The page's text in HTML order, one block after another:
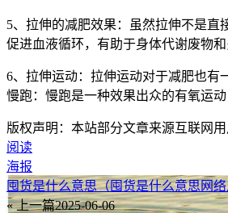
5、拉伸的减肥效果：虽然拉伸不是直
促进血液循环，有助于身体代谢废物和
6、拉伸运动：拉伸运动对于减肥也有
慢跑：慢跑是一种效果出众的有氧运
版权声明：本站部分文章来源互联网
阅读
海报
囤货是什么意思（囤货是什么意思网
« 上一篇2025-06-06